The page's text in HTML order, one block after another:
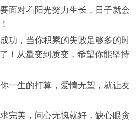
面对着阳光努力生长，日子就会
功，当你积累的失败足够多的时
！从量变到质变，希望你能坚持
一生的打算，爱情无望，就让友
完美，问心无愧就好，缺心眼贪